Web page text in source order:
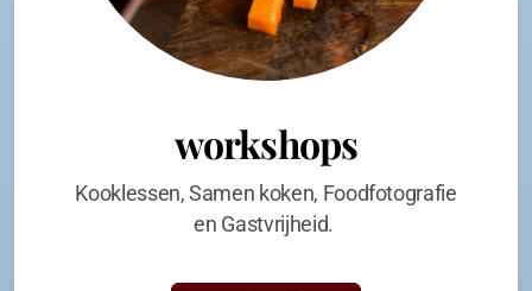
workshops
Kooklessen, Samen koken, Foodfotografie
en Gastvrijheid.